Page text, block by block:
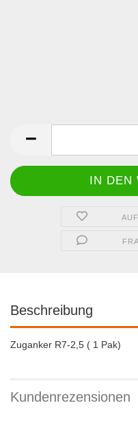
Beschreibung
Zuganker R7-2,5 ( 1 Pak)
Kundenrezensionen